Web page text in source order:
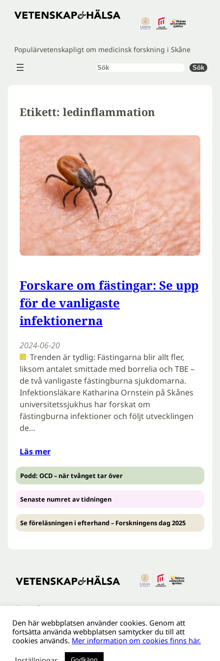
Hoppa
Populärvetenskapligt om medicinsk forskning i Skåne
Sök Sök
Etikett: ledinflammation
Forskare om fästingar: Se upp
för de vanligaste
infektionerna
2024-06-20
Trenden är tydlig: Fästingarna blir allt fler,
liksom antalet smittade med borrelia och TBE –
de två vanligaste fästingburna sjukdomarna.
Infektionsläkare Katharina Ornstein på Skånes
universitetssjukhus har forskat om
fästingburna infektioner och följt utvecklingen
de…
Läs mer
Podd: OCD – när tvånget tar över
Senaste numret av tidningen
Se föreläsningen i efterhand – Forskningens dag 2025
Kontakt
Tillgänglighetsredogöreldse
Om webbplatsen
Behandling av personuppgifter
Den här webbplatsen använder cookies. Genom att
fortsätta använda webbplatsen samtycker du till att
cookies används. Mer information om cookies finns här.